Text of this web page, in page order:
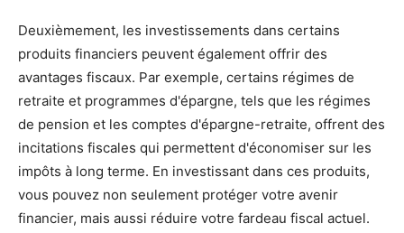
Deuxièmement, les investissements dans certains
produits financiers peuvent également offrir des
avantages fiscaux. Par exemple, certains régimes de
retraite et programmes d'épargne, tels que les régimes
de pension et les comptes d'épargne-retraite, offrent des
incitations fiscales qui permettent d'économiser sur les
impôts à long terme. En investissant dans ces produits,
vous pouvez non seulement protéger votre avenir
financier, mais aussi réduire votre fardeau fiscal actuel.